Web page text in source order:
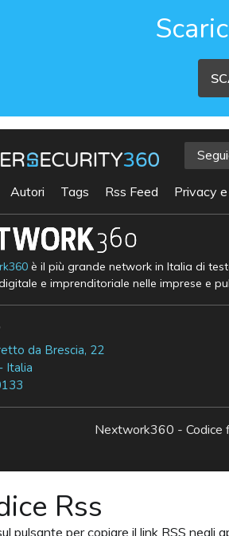
Autori Tags Rss Feed Privacy
è il più grande network in Italia di
e imprenditoriale nelle imprese e
da Brescia, 22
Italia
Nextwork360 -
Rss
pulsante per copiare il link RSS negli